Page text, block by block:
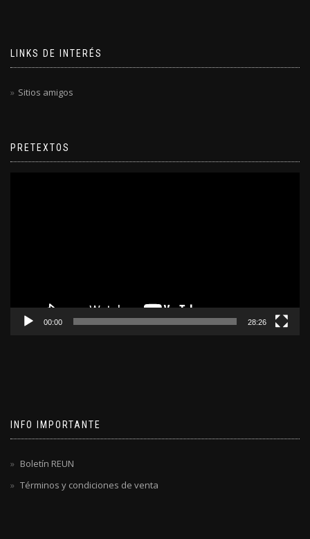
LINKS DE INTERÉS
Sitios amigos
PRETEXTOS
00:00 28:26
INFO IMPORTANTE
Boletín REUN
Términos y condiciones de venta